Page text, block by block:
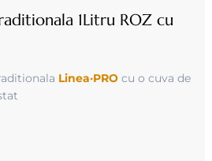
1Litru ROZ cu
Linea·PROcu o cuva de